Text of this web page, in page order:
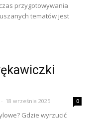
przygotowywania
tematów jest
- 18 września 2025 0
Gdzie wyrzucić